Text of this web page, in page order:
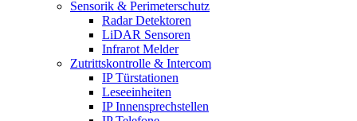
Sensorik & Perimeterschutz
Radar Detektoren
LiDAR Sensoren
Infrarot Melder
Zutrittskontrolle & Intercom
IP Türstationen
Leseeinheiten
IP Innensprechstellen